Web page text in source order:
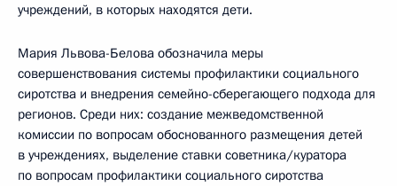
учреждений, в которых находятся дети.
Мария Львова-Белова обозначила меры
совершенствования системы профилактики социального
сиротства и внедрения семейно-сберегающего подхода для
регионов. Среди них: создание межведомственной
комиссии по вопросам обоснованного размещения детей
в учреждениях, выделение ставки советника/куратора
по вопросам профилактики социального сиротства